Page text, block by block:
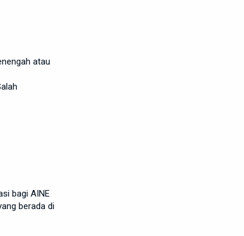
atau
bagi AINE
berada di